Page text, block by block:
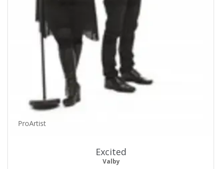
ProArtist
Excited
Valby